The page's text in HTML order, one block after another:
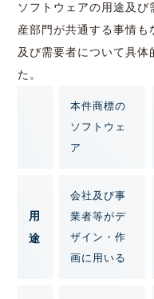
ソフトウェアの用途及
産部門が共通する事情
及び需要者について具
た。
本件商標の
ソフトウェ
ア
用
途
会社及び事
業者等がデ
ザイン・作
画に用いる